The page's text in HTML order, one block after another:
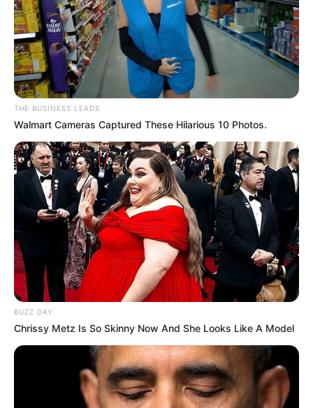
THE BUSINESS LEADS
Walmart Cameras Captured These Hilarious 10 Photos.
BUZZ DAY
Chrissy Metz Is So Skinny Now And She Looks Like A Model